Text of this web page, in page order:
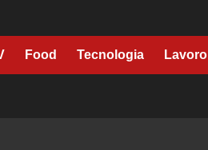
Food Tecnologia Lavoro